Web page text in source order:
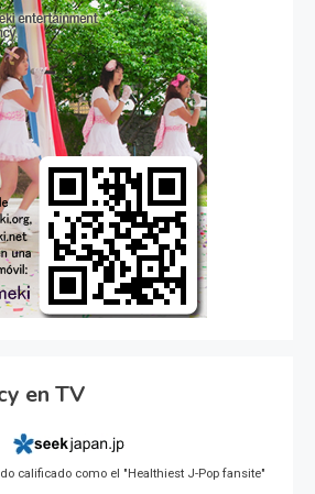
en TV
calificado como el "Healthiest J-Pop fansite"